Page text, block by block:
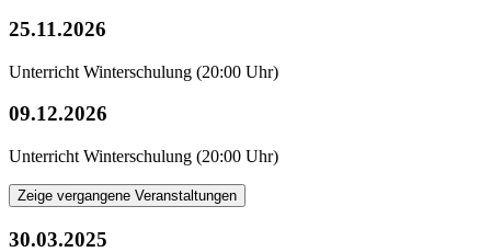
25.11.2026
Unterricht Winterschulung (20:00 Uhr)
09.12.2026
Unterricht Winterschulung (20:00 Uhr)
Zeige vergangene Veranstaltungen
30.03.2025